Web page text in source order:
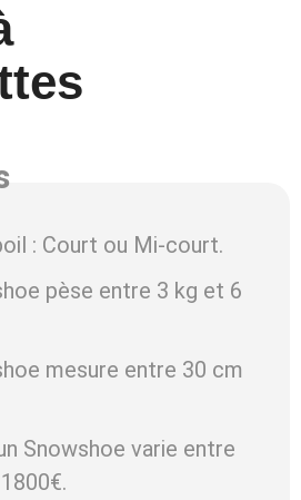
: Court ou Mi-court.
pèse entre 3 kg et 6
mesure entre 30 cm
Snowshoe varie entre